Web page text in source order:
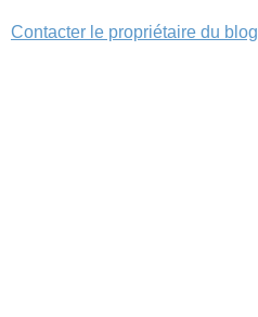
Contacter le propriétaire du blog